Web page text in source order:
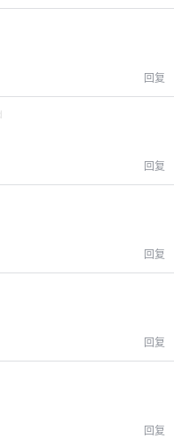
回复
回复
回复
回复
回复